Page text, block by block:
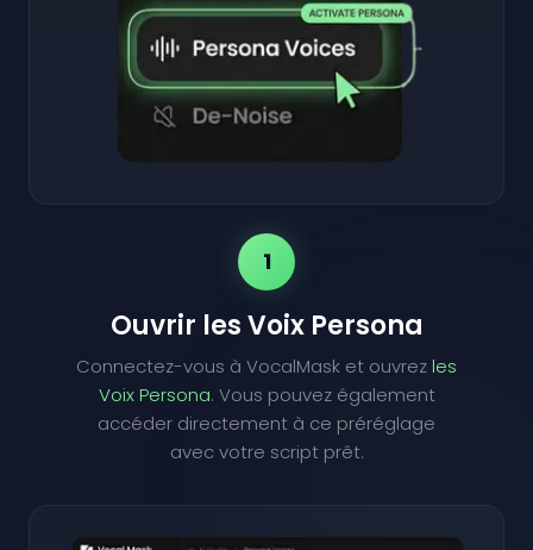
1
Ouvrir les Voix Persona
Connectez-vous à VocalMask et ouvrezles
Voix Persona. Vous pouvez également
accéder directement à ce préréglage
avec votre script prêt.